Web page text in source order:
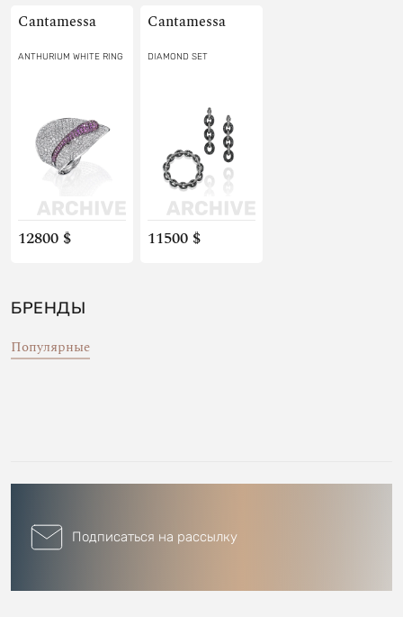
Cantamessa
ANTHURIUM WHITE RING
12800 $
Cantamessa
DIAMOND SET
11500 $
БРЕНДЫ
Популярные
Подписаться на рассылку